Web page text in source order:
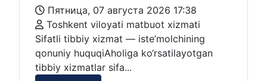
Пятница, 07 августа 2026 17:38
Toshkent viloyati matbuot xizmati
Sifatli tibbiy xizmat — iste’molchining
qonuniy huquqiAholiga ko‘rsatilayotgan
tibbiy xizmatlar sifa...